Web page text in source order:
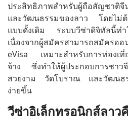
ประสิทธิภาพสำหรับผู้ถือสัญชาติจี
และวัฒนธรรมของลาว โดยไม่ต้
แบบดั้งเดิม ระบบวีซ่าดิจิทัลนี้ทำ
เนื่องจากผู้สมัครสามารถสมัครอ
eVisa เหมาะสำหรับการท่องเที่
จ้าง ซึ่งทำให้ผู้ประกอบการชาว
สวยงาม วัดโบราณ และวัฒนธ
ง่ายขึ้น
วีซ่าอิเล็กทรอนิกส์ลาว